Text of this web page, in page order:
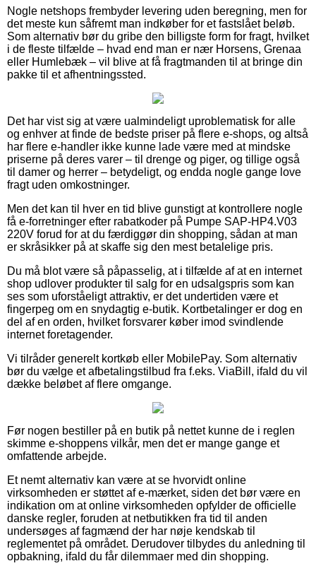
Nogle netshops frembyder levering uden beregning, men for
det meste kun såfremt man indkøber for et fastslået beløb.
Som alternativ bør du gribe den billigste form for fragt, hvilket
i de fleste tilfælde – hvad end man er nær Horsens, Grenaa
eller Humlebæk – vil blive at få fragtmanden til at bringe din
pakke til et afhentningssted.
Det har vist sig at være ualmindeligt uproblematisk for alle
og enhver at finde de bedste priser på flere e-shops, og altså
har flere e-handler ikke kunne lade være med at mindske
priserne på deres varer – til drenge og piger, og tillige også
til damer og herrer – betydeligt, og endda nogle gange love
fragt uden omkostninger.
Men det kan til hver en tid blive gunstigt at kontrollere nogle
få e-forretninger efter rabatkoder på Pumpe SAP-HP4.V03
220V forud for at du færdiggør din shopping, sådan at man
er skråsikker på at skaffe sig den mest betalelige pris.
Du må blot være så påpasselig, at i tilfælde af at en internet
shop udlover produkter til salg for en udsalgspris som kan
ses som uforståeligt attraktiv, er det undertiden være et
fingerpeg om en snydagtig e-butik. Kortbetalinger er dog en
del af en orden, hvilket forsvarer køber imod svindlende
internet foretagender.
Vi tilråder generelt kortkøb eller MobilePay. Som alternativ
bør du vælge et afbetalingstilbud fra f.eks. ViaBill, ifald du vil
dække beløbet af flere omgange.
Før nogen bestiller på en butik på nettet kunne de i reglen
skimme e-shoppens vilkår, men det er mange gange et
omfattende arbejde.
Et nemt alternativ kan være at se hvorvidt online
virksomheden er støttet af e-mærket, siden det bør være en
indikation om at online virksomheden opfylder de officielle
danske regler, foruden at netbutikken fra tid til anden
undersøges af fagmænd der har nøje kendskab til
reglementet på området. Derudover tilbydes du anledning til
opbakning, ifald du får dilemmaer med din shopping.